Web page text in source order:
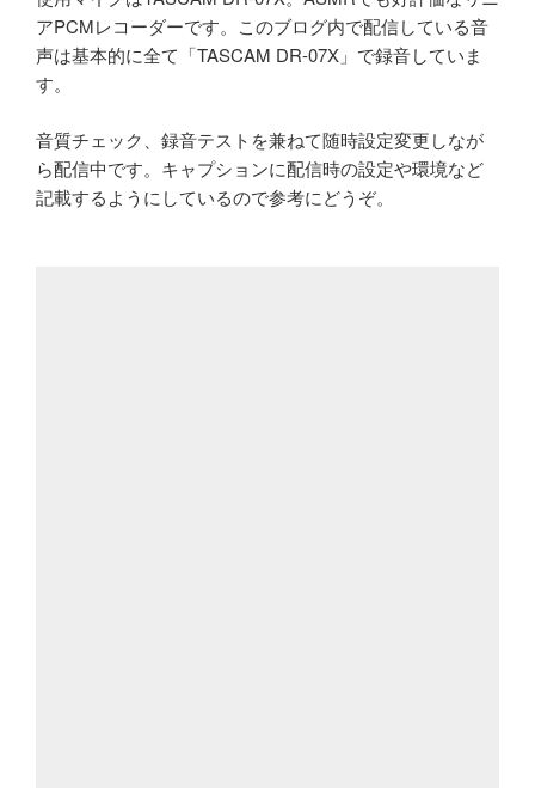
アPCMレコーダーです。このブログ内で配信している音
声は基本的に全て「TASCAM DR-07X」で録音していま
す。
音質チェック、録音テストを兼ねて随時設定変更しなが
ら配信中です。キャプションに配信時の設定や環境など
記載するようにしているので参考にどうぞ。